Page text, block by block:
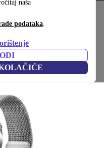
naša
podataka.